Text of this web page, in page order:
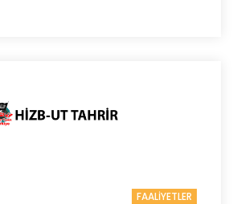
FAALİYETLER